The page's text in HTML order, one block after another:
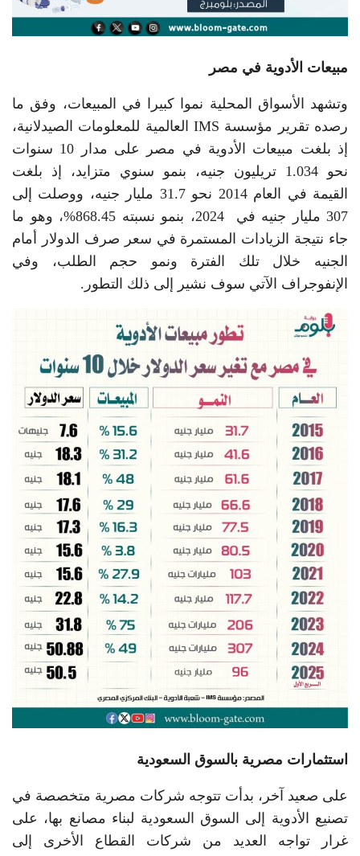
مبيعات الأدوية في مصر
وتشهد الأسواق المحلية نموا كبيرا في المبيعات، وفق ما
رصده تقرير مؤسسة ‏IMS‏ العالمية للمعلومات الصيدلانية،
إذ بلغت مبيعات الأدوية في مصر على مدار 10 سنوات
نحو 1.034 تريليون جنيه، بنمو سنوي متزايد، إذ بلغت
القيمة في العام 2014 نحو 31.7 مليار جنيه، ووصلت إلى
307 مليار جنيه في 2024، بنمو نسبته 868.45%، وهو ما
جاء نتيجة الزيادات المستمرة في سعر صرف الدولار أمام
الجنيه خلال تلك الفترة ونمو حجم الطلب، وفي
الإنفوجراف الآتي سوف نشير إلى ذلك التطور.
استثمارات مصرية بالسوق السعودية
على صعيد آخر، بدأت تتوجه شركات مصرية متخصصة في
تصنيع الأدوية إلى السوق السعودية لبناء مصانع بها، على
غرار تواجه العديد من شركات القطاع الأخرى إلى